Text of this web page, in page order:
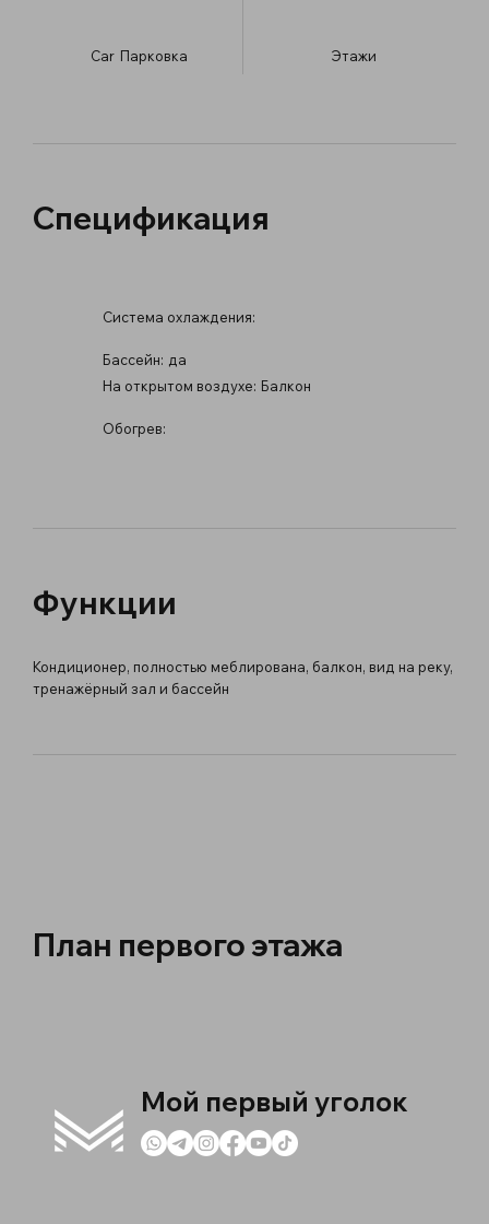
Car Парковка ​Этажи
Спецификация
Система охлаждения:
Бассейн: да
На открытом воздухе: Балкон
Обогрев:
Функции
Кондиционер, полностью меблирована, балкон, вид на реку,
тренажёрный зал и бассейн
План первого этажа
Мой первый уголок